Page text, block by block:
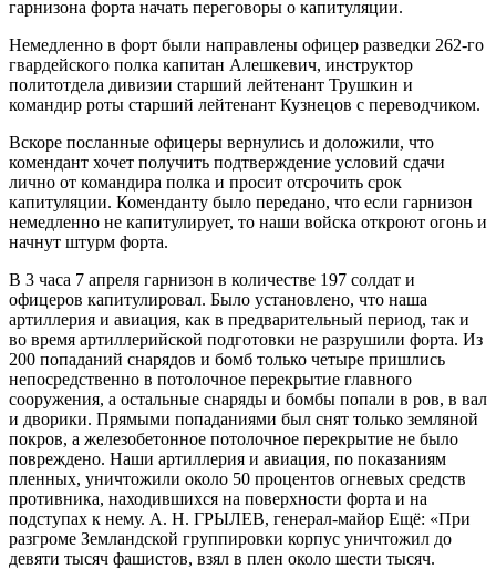
гарнизона форта начать переговоры о капитуляции.
Немед­ленно в форт были направлены офицер раз­ведки 262-го
гвардейского полка капитан Алешкевич, инструктор
политотдела дивизии старший лейтенант Трушкин и
командир роты старший лейтенант Кузнецов с пере­водчиком.
Вскоре посланные офицеры верну­лись и доложили, что
комендант хочет по­лучить подтверждение условий сдачи
лично от командира полка и просит отсрочить срок
капитуляции. Коменданту было передано, что если гарнизон
немедленно не капитули­рует, то наши войска откроют огонь и
начнут штурм форта.
В 3 часа 7 апреля гар­низон в количестве 197 солдат и
офицеров капитулировал. Было установлено, что наша
артиллерия и авиация, как в предварительный период, так и
во время артиллерийской подготовки не разрушили форта. Из
200 попаданий снарядов и бомб только четыре пришлись
непосредственно в пото­лочное перекрытие главного
сооружения, а остальные снаряды и бомбы попали в ров, в вал
и дворики. Прямыми попаданиями был снят только земляной
покров, а железобе­тонное потолочное перекрытие не было
пов­реждено. Наши артиллерия и авиация, по показаниям
пленных, уничтожили около 50 процентов огневых средств
противника, находившихся на поверхности форта и на
подступах к нему. A. H. ГРЫЛЕВ, генерал-майор Ещё: «При
разгроме Земландской группировки кор­пус уничтожил до
девяти тысяч фашистов, взял в плен около шести тысяч.